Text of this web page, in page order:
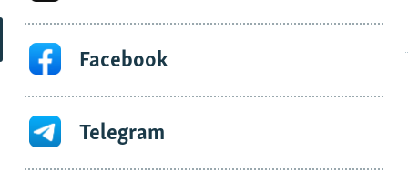
Facebook
Telegram